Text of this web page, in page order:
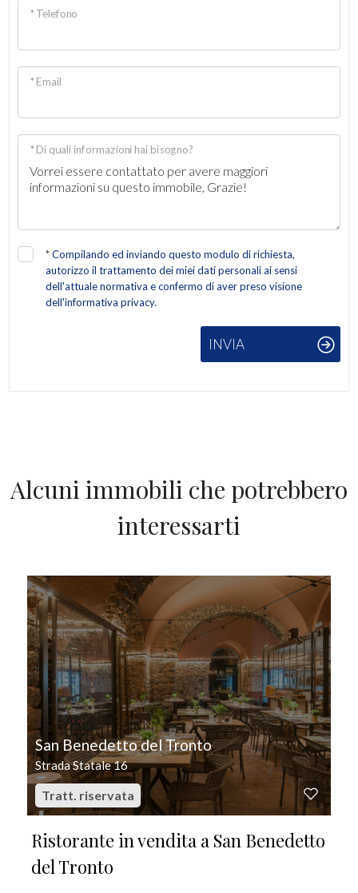
* Telefono
* Email
* Di quali informazioni hai bisogno?
*Compilando ed inviando questo modulo di richiesta,
autorizzo il trattamento dei miei dati personali ai sensi
dell'attuale normativa e confermo di aver preso visione
dell'informativa privacy.
INVIA
Alcuni immobili che potrebbero
interessarti
San Benedetto del Tronto
Strada Statale 16
Tratt. riservata
Ristorante in vendita a San Benedetto
del Tronto